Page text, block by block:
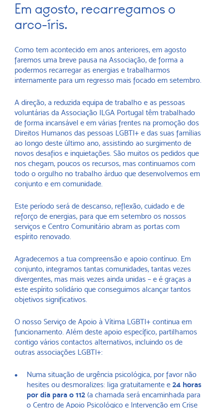
Em agosto, recarregamos o
arco-íris.
Como tem acontecido em anos anteriores, em agosto
faremos uma breve pausa na Associação, de forma a
podermos recarregar as energias e trabalharmos
internamente para um regresso mais focado em setembro.
A direção, a reduzida equipa de trabalho e as pessoas
voluntárias da Associação ILGA Portugal têm trabalhado
de forma incansável e em várias frentes na promoção dos
Direitos Humanos das pessoas LGBTI+ e das suas famílias
ao longo deste último ano, assistindo ao surgimento de
novos desafios e inquietações. São muitos os pedidos que
nos chegam, poucos os recursos, mas continuamos com
todo o orgulho no trabalho árduo que desenvolvemos em
conjunto e em comunidade.
Este período será de descanso, reflexão, cuidado e de
reforço de energias, para que em setembro os nossos
serviços e Centro Comunitário abram as portas com
espírito renovado.
Agradecemos a tua compreensão e apoio contínuo. Em
conjunto, integramos tantas comunidades, tantas vezes
divergentes, mas mais vezes ainda unidas – e é graças a
este espírito solidário que conseguimos alcançar tantos
objetivos significativos.
O nosso Serviço de Apoio à Vítima LGBTI+ continua em
funcionamento. Além deste apoio específico, partilhamos
contigo vários contactos alternativos, incluindo os de
outras associações LGBTI+:
Numa situação de urgência psicológica, por favor não
hesites ou desmoralizes: liga gratuitamente e 24 horas
por dia para o 112 (a chamada será encaminhada para
o Centro de Apoio Psicológico e Intervenção em Crise